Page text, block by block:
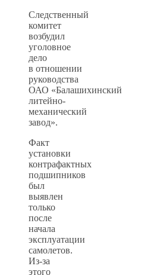
Следственный
комитет
возбудил
уголовное
дело
в отношении
руководства
ОАО «Балашихинский
литейно-
механический
завод».
Факт
установки
контрафактных
подшипников
был
выявлен
только
после
начала
эксплуатации
самолетов.
Из-за
этого